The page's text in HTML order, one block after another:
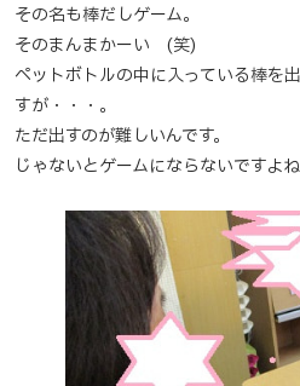
その名も棒だしゲーム。
そのまんまかーい (笑)
ペットボトルの中に入っている棒を
すが・・・。
ただ出すのが難しいんです。
じゃないとゲームにならないですよ